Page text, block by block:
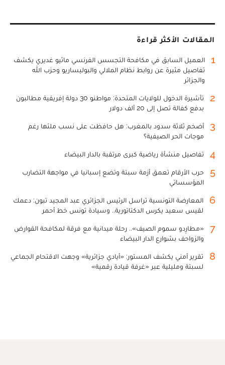
المقالات الأكثر قراءة
1
العميل السابق في مكافحة التجسس الفرنسي ماثيو غديري يكشف
تفاصيل مثيرة عن روابط نظام الملالي والبوليساريو وحزب الله
والجزائر
2
تأشيرة الدخول للولايات المتحدة: مواطنو 30 دولة إفريقية مطالبون
بدفع كفالة تصل إلى 20 ألف دولار
3
أضخم ثلاثة سدود بالمغرب: هل حافظت على نسب ملئها رغم
موجات الحر الصيفية؟
4 تفاصيل منشأة رياضية كبرى مرتقبة بالدار البيضاء
5
حرب الأرقام تعمق أزمة سبتة وتضع إسبانيا في مواجهة التضارب
المؤسساتي
6
المعارضة التونسية تراسل الرئيس الجزائري عبد المجيد تبون: دعمك
لقيس سعيد يكرس الدكتاتورية.. وسيادة تونس خط أحمر
7
«مطارِدو سموم الصيف».. رحلة ميدانية مع فرقة لمكافحة القوارض
والزواحف بشوارع الدار البيضاء
8
تقرير أمني يكشف المستور: «أيادي جزائرية» وجهت الاقتحام الجماعي
لسبتة ومليلية عبر «غرفة قيادة رقمية»